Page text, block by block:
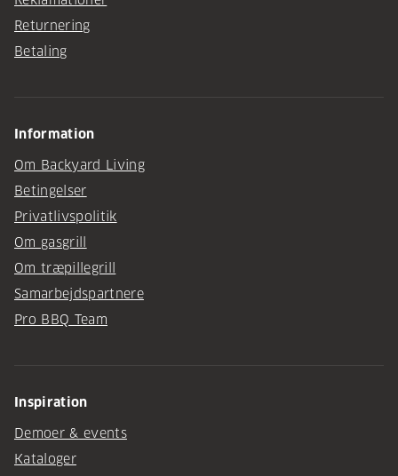
Returnering
Betaling
Information
Om Backyard Living
Betingelser
Privatlivspolitik
Om gasgrill
Om træpillegrill
Samarbejdspartnere
Pro BBQ Team
Inspiration
Demoer & events
Kataloger